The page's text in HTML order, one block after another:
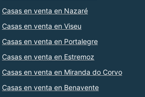
Casas en venta en Nazaré
Casas en venta en Viseu
Casas en venta en Portalegre
Casas en venta en Estremoz
Casas en venta en Miranda do Corvo
Casas en venta en Benavente